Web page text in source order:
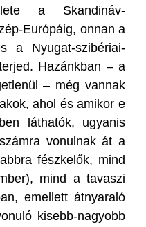
a Skandináv-
Európáig, onnan a
a Nyugat-szibériai-
Hazánkban – a
– még vannak
ahol és amikor e
láthatók, ugyanis
vonulnak át a
fészkelők, mind
mind a tavaszi
emellett átnyaraló
kisebb-nagyobb